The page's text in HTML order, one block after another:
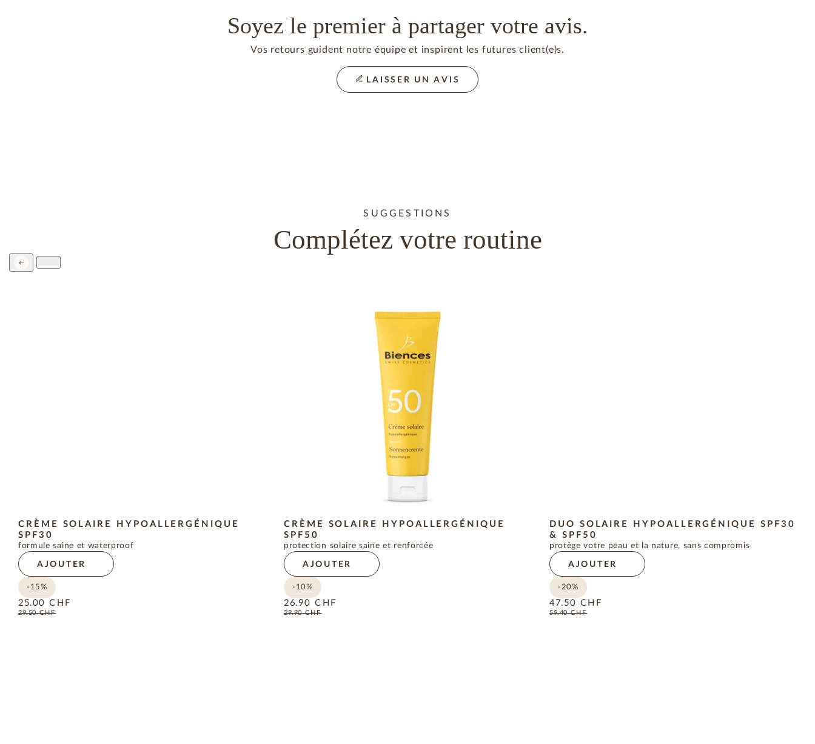
Soyez le premier à partager votre avis.
Vos retours guident notre équipe et inspirent les futures client(e)s.
LAISSER UN AVIS
SUGGESTIONS
Complétez votre routine
CRÈME SOLAIRE HYPOALLERGÉNIQUE
SPF30
formule saine et waterproof
AJOUTER
-15%
25.00 CHF
29.50CHF
CRÈME SOLAIRE HYPOALLERGÉNIQUE
SPF50
protection solaire saine et renforcée
AJOUTER
-10%
26.90 CHF
29.90CHF
DUO SOLAIRE HYPOALLERGÉNIQUE SPF30
& SPF50
protège votre peau et la nature, sans compromis
AJOUTER
-20%
47.50 CHF
59.40CHF